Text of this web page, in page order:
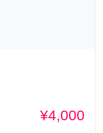
¥4,000